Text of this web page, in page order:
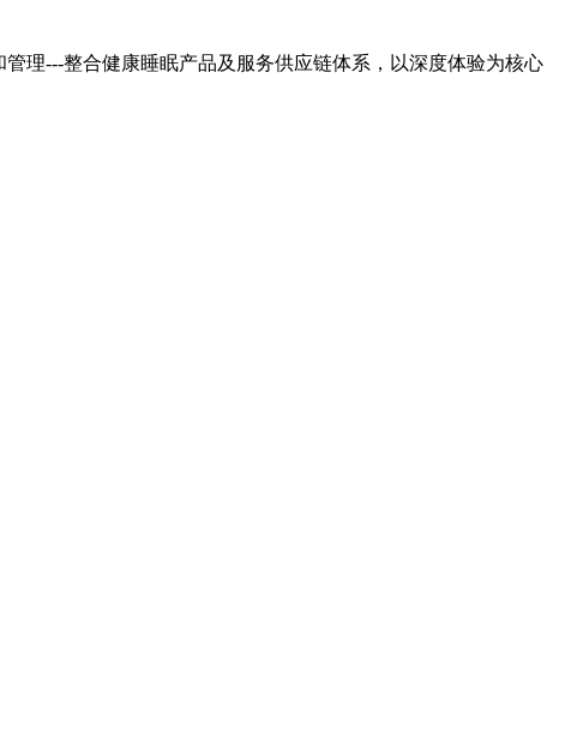
理---整合健康睡眠产品及服务供应链体系，以深度体验为核心